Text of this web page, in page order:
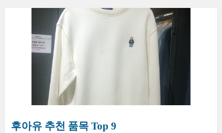
후아유 추천 품목 Top 9